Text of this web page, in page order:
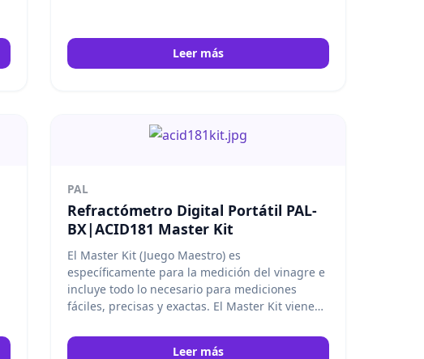
Leer más
PAL
Refractómetro Digital Portátil PAL-
BX|ACID181 Master Kit
El Master Kit (Juego Maestro) es
específicamente para la medición del vinagre e
incluye todo lo necesario para mediciones
fáciles, precisas y exactas. El Master Kit viene
medida. Atago
Leer más